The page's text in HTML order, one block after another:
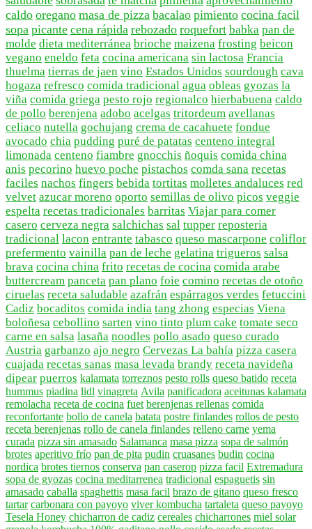
caldo oregano masa de pizza bacalao pimiento cocina facil
sopa picante cena rápida rebozado roquefort babka pan de
molde dieta mediterránea brioche maizena frosting beicon
vegano eneldo feta cocina americana sin lactosa Francia
thuelma tierras de jaen vino Estados Unidos sourdough cava
hogaza refresco comida tradicional agua obleas gyozas la
viña comida griega pesto rojo regionalco hierbabuena caldo
de pollo berenjena adobo acelgas tritordeum avellanas
celiaco nutella gochujang crema de cacahuete fondue
avocado chia pudding puré de patatas centeno integral
limonada centeno fiambre gnocchis ñoquis comida china
anis pecorino huevo poche pistachos comda sana recetas
faciles nachos fingers bebida tortitas molletes andaluces red
velvet azucar moreno oporto semillas de olivo picos veggie
espelta recetas tradicionales barritas Viajar para comer
casero cerveza negra salchichas sal tupper reposteria
tradicional lacon entrante tabasco queso mascarpone coliflor
prefermento vainilla pan de leche gelatina trigueros salsa
brava cocina china frito recetas de cocina comida arabe
buttercream panceta pan plano foie comino recetas de otoño
ciruelas receta saludable azafrán espárragos verdes fetuccini
Cadiz bocaditos comida india tang zhong especias Viena
boloñesa cebollino sarten vino tinto plum cake tomate seco
carne en salsa lasaña noodles pollo asado queso curado
Austria garbanzo ajo negro Cervezas La bahía pizza casera
cuajada recetas sanas masa levada brandy receta navideña
dipear puerros kalamata torreznos pesto rolls queso batido receta
hummus piadina lidl vinagreta Avila panificadora aceitunas kalamata
remolacha receta de cocina fuet berenjenas rellenas comida
reconfortante bollo de canela batata postre finlandes rollos de pesto
receta berenjenas rollo de canela finlandes relleno carne yema
curada pizza sin amasado Salamanca masa pizza sopa de salmón
brotes aperitivo frío pan de pita pudin cruasanes budin cocina
nordica brotes tiernos conserva pan caserop pizza facil Extremadura
sopa de gyozas cocina meditarrenea tradicional espaguetis sin
amasado caballa spaghettis masa facil brazo de gitano queso fresco
tartar carbonara con payoyo viver kombucha tartaleta queso payoyo
Tesela Honey chicharron de cadiz cereales chicharrones miel solar